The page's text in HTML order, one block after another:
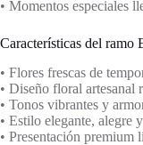
• Momentos especiales
Características del ramo
• Flores frescas de
• Diseño floral artesanal
• Tonos vibrantes y
• Estilo elegante, alegre
• Presentación premium